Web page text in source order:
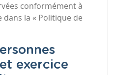
conformément à
la « Politique de
exercice